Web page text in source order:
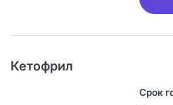
Кетофрил